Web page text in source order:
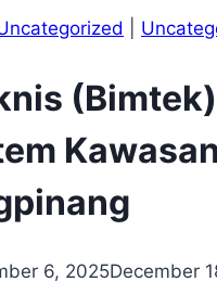
6, 2025December